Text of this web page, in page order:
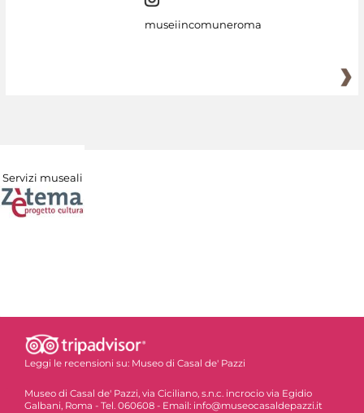
museiincomuneroma
Servizi museali
Leggi le recensioni su: Museo di Casal de' Pazzi
Museo di Casal de' Pazzi, via Ciciliano, s.n.c. incrocio via Egidio
Galbani, Roma - Tel. 060608 - Email: info@museocasaldepazzi.it